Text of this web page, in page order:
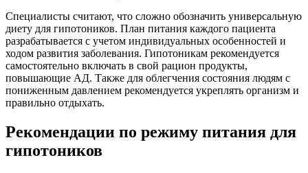
Специалисты считают, что сложно обозначить универсальную
диету для гипотоников. План питания каждого пациента
разрабатывается с учетом индивидуальных особенностей и
ходом развития заболевания. Гипотоникам рекомендуется
самостоятельно включать в свой рацион продукты,
повышающие АД. Также для облегчения состояния людям с
пониженным давлением рекомендуется укреплять организм и
правильно отдыхать.
Рекомендации по режиму питания для
гипотоников